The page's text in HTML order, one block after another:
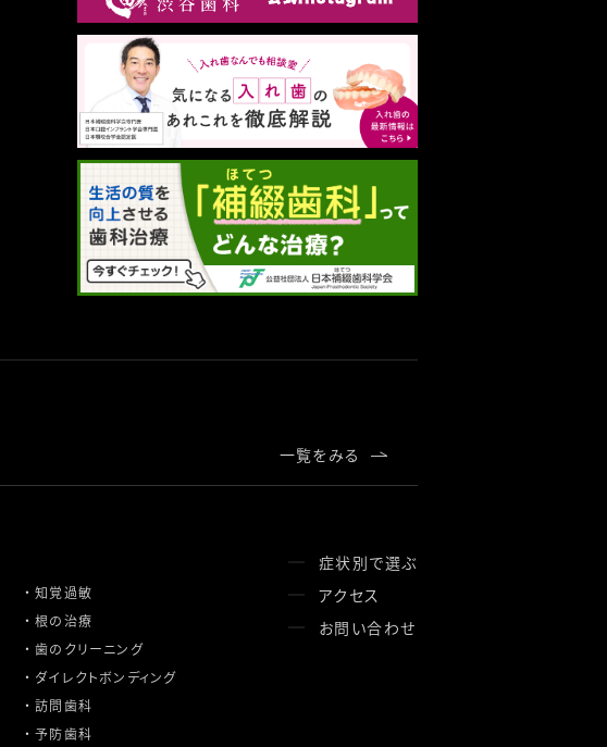
一覧をみる
知覚過敏
根の治療
歯のクリーニング
ダイレクトボンディング
訪問歯科
予防歯科
症状別で選ぶ
アクセス
お問い合わせ